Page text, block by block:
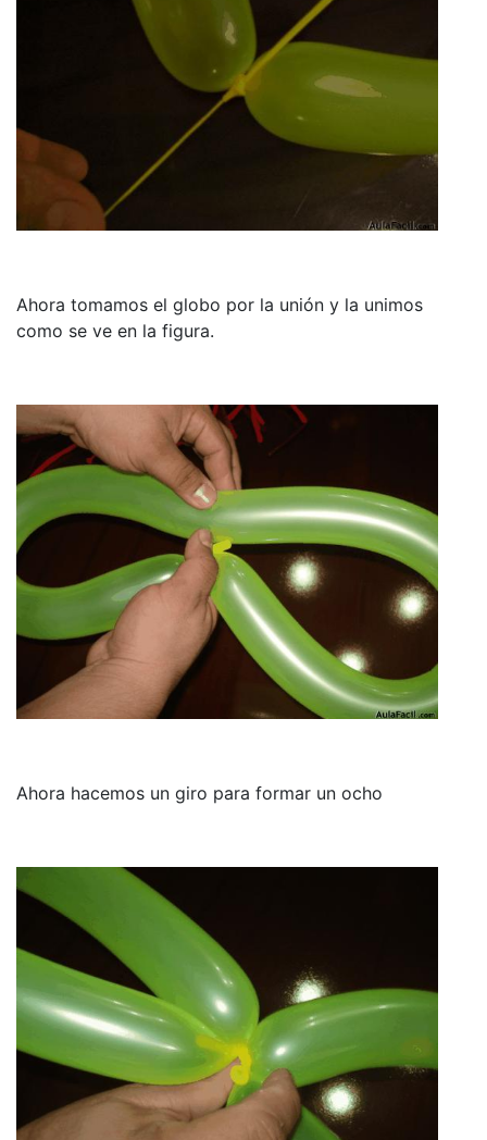
Ahora tomamos el globo por la unión y la unimos
como se ve en la figura.
Ahora hacemos un giro para formar un ocho